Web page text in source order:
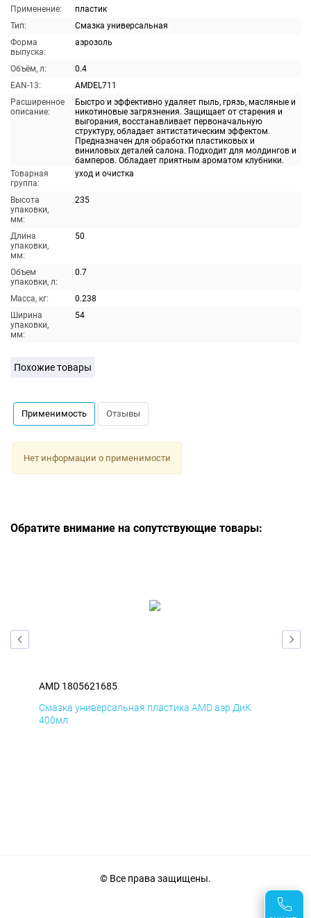
Применение:
пластик
Тип:
Смазка универсальная
Форма
выпуска:
аэрозоль
Объём, л:
0.4
EAN-13:
AMDEL711
Расширенное
описание:
Быстро и эффективно удаляет пыль, грязь, масляные и
никотиновые загрязнения. Защищает от старения и
выгорания, восстанавливает первоначальную
структуру, обладает антистатическим эффектом.
Предназначен для обработки пластиковых и
виниловых деталей салона. Подходит для молдингов и
бамперов. Обладает приятным ароматом клубники.
Товарная
группа:
уход и очистка
Высота
упаковки,
мм:
235
Длина
упаковки,
мм:
50
Объем
упаковки, л:
0.7
Масса, кг:
0.238
Ширина
упаковки,
мм:
54
Похожие товары
Применимость Отзывы
Нет информации о применимости
Обратите внимание на сопутствующие товары:
AMD 1805621685
Смазка универсальная пластика AMD аэр ДиК
400мл
© Все права защищены.